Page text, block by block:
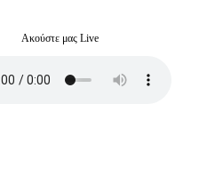
Ακούστε μας Live